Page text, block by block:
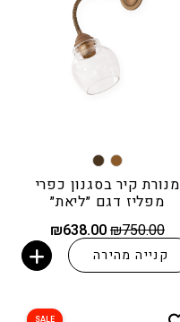
מנורת קיר בסגנון כפרי
מפליז דגם ״ליאת״
₪750.00 המחיר
המקורי
היה:
₪750.00.
₪638.00
הנוכחי
הוא: קנייה מהירה